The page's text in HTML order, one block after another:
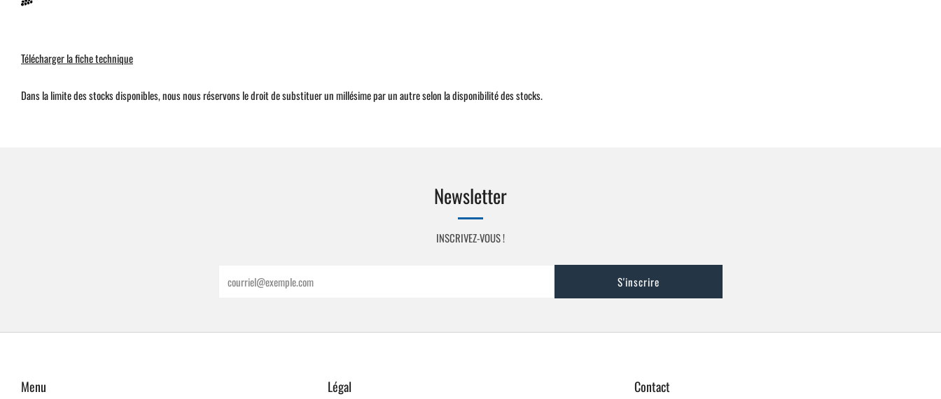
Télécharger la fiche technique
Dans la limite des stocks disponibles, nous nous réservons le droit de substituer un millésime par un autre selon la disponibilité des stocks.
Newsletter
INSCRIVEZ-VOUS !
S'inscrire
Menu Légal Contact